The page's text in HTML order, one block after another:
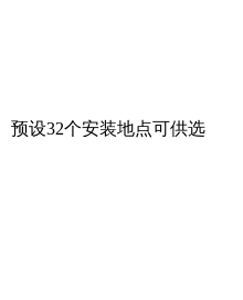
预设32个安装地点可供选